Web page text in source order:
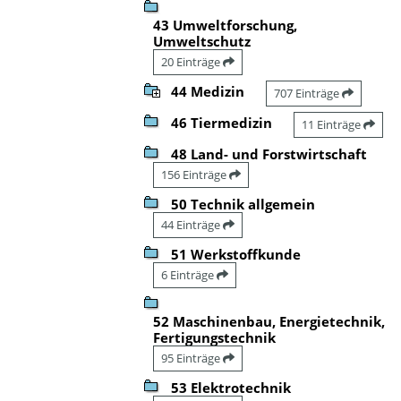
43 Umweltforschung,
Umweltschutz
20 Einträge
44 Medizin 707 Einträge
46 Tiermedizin 11 Einträge
48 Land- und Forstwirtschaft
156 Einträge
50 Technik allgemein
44 Einträge
51 Werkstoffkunde
6 Einträge
52 Maschinenbau, Energietechnik,
Fertigungstechnik
95 Einträge
53 Elektrotechnik